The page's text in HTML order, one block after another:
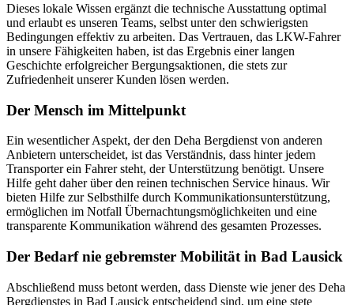
Dieses lokale Wissen ergänzt die technische Ausstattung optimal
und erlaubt es unseren Teams, selbst unter den schwierigsten
Bedingungen effektiv zu arbeiten. Das Vertrauen, das LKW-Fahrer
in unsere Fähigkeiten haben, ist das Ergebnis einer langen
Geschichte erfolgreicher Bergungsaktionen, die stets zur
Zufriedenheit unserer Kunden lösen werden.
Der Mensch im Mittelpunkt
Ein wesentlicher Aspekt, der den Deha Bergdienst von anderen
Anbietern unterscheidet, ist das Verständnis, dass hinter jedem
Transporter ein Fahrer steht, der Unterstützung benötigt. Unsere
Hilfe geht daher über den reinen technischen Service hinaus. Wir
bieten Hilfe zur Selbsthilfe durch Kommunikationsunterstützung,
ermöglichen im Notfall Übernachtungsmöglichkeiten und eine
transparente Kommunikation während des gesamten Prozesses.
Der Bedarf nie gebremster Mobilität in Bad Lausick
Abschließend muss betont werden, dass Dienste wie jener des Deha
Bergdienstes in Bad Lausick entscheidend sind, um eine stete